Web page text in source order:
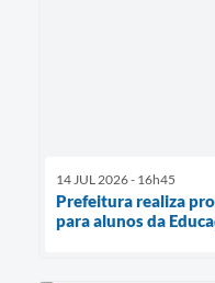
14 JUL 2026 - 16h45
Prefeitura realiza
para alunos da